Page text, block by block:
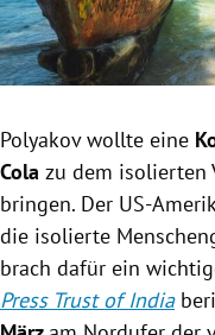
Untermenü
Polyakovwollte eine
Cola zu dem isolierten
bringen. Der US-
die isolierte
brach dafür ein
Press Trust of India